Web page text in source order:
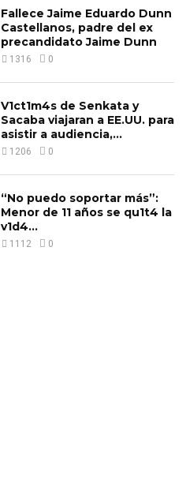
Fallece Jaime Eduardo Dunn
Castellanos, padre del ex
precandidato Jaime Dunn
1316 0
V1ct1m4s de Senkata y
Sacaba viajaran a EE.UU. para
asistir a audiencia,...
1206 0
“No puedo soportar más”:
Menor de 11 años se qu1t4 la
v1d4...
1112 0